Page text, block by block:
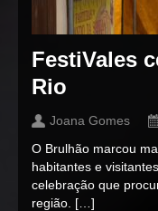
FestiVales
Rio
Joana Gomes
O Brulhão marcou
habitantes e
celebração que
região. […]